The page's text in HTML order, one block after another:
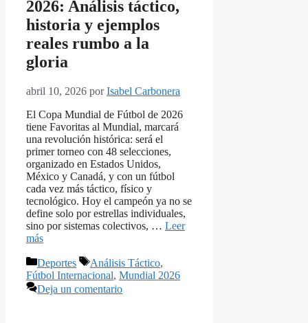
2026: Análisis táctico,
historia y ejemplos
reales rumbo a la
gloria
abril 10, 2026 porIsabel Carbonera
El Copa Mundial de Fútbol de 2026
tiene Favoritas al Mundial, marcará
una revolución histórica: será el
primer torneo con 48 selecciones,
organizado en Estados Unidos,
México y Canadá, y con un fútbol
cada vez más táctico, físico y
tecnológico. Hoy el campeón ya no se
define solo por estrellas individuales,
sino por sistemas colectivos, … Leer
más
Categorías
Deportes Etiquetas
Análisis Táctico,
Fútbol Internacional, Mundial 2026
Deja un comentario